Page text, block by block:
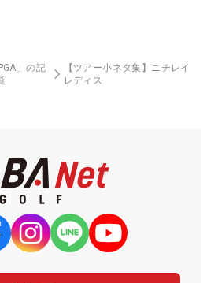
」の記
【ツアー小ネタ集】ニチレイ
レディス